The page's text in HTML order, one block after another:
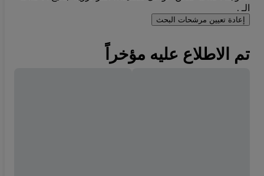
الـ .
إعادة تعيين مرشحات البحث
تم الاطلاع عليه مؤخراً